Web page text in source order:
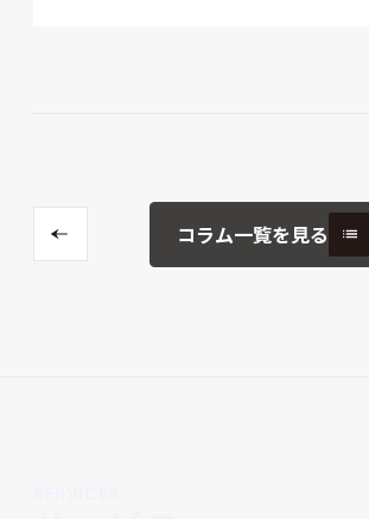
コラム一覧を見る